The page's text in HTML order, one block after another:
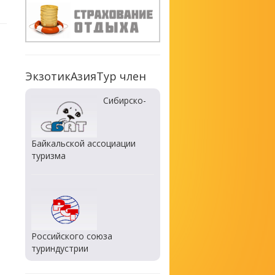
ЭкзотикАзияТур член
Сибирско-
Байкальской ассоциации
туризма
Российского союза
туриндустрии